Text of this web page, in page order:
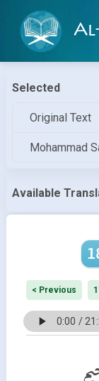
Selected
Original Text
Mohammad
Available
< Previous